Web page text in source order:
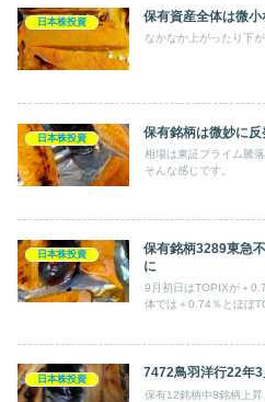
日本株投資 保有資産全体は微小
なかなか上がったり下
日本株投資 保有銘柄は微妙に反
相場は東証プライム騰
そんな感じです。
日本株投資
保有銘柄3289東急
に
9月初日はTOPIXが＋
体では＋0.74％とほぼ
日本株投資 7472鳥羽洋行22年
保有12銘柄中8銘柄上